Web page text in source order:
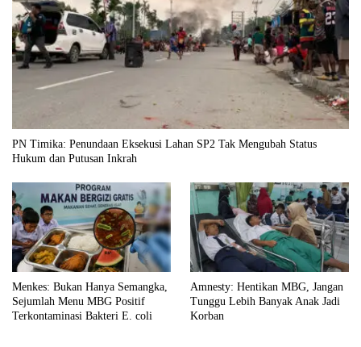
PN Timika: Penundaan Eksekusi Lahan SP2 Tak Mengubah Status
Hukum dan Putusan Inkrah
Menkes: Bukan Hanya Semangka,
Sejumlah Menu MBG Positif
Terkontaminasi Bakteri E. coli
Amnesty: Hentikan MBG, Jangan
Tunggu Lebih Banyak Anak Jadi
Korban